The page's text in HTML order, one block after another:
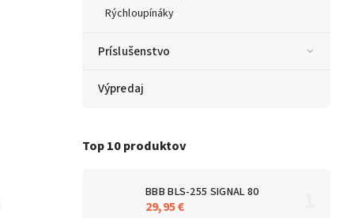
Rýchloupínáky
Príslušenstvo
Výpredaj
Top 10 produktov
BBB BLS-255 SIGNAL 80
29,95 €